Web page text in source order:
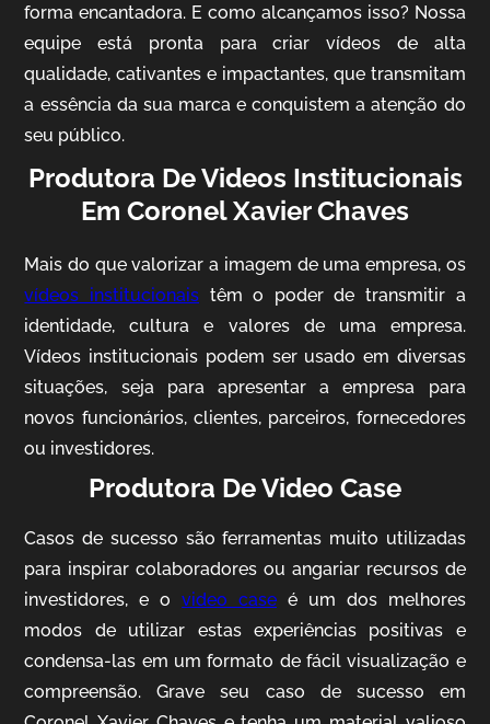
Mosaic
Vídeo Case
AgriBrasil
forma encantadora. E como alcançamos isso? Nossa
equipe está pronta para criar vídeos de alta
qualidade, cativantes e impactantes, que transmitam
a essência da sua marca e conquistem a atenção do
seu público.
Produtora De Videos Institucionais
Em Coronel Xavier Chaves
Mais do que valorizar a imagem de uma empresa, os
vídeos institucionais têm o poder de transmitir a
identidade, cultura e valores de uma empresa.
Vídeos institucionais podem ser usado em diversas
situações, seja para apresentar a empresa para
novos funcionários, clientes, parceiros, fornecedores
ou investidores.
Produtora De Video Case
Casos de sucesso são ferramentas muito utilizadas
para inspirar colaboradores ou angariar recursos de
investidores, e ovideo case é um dos melhores
modos de utilizar estas experiências positivas e
condensa-las em um formato de fácil visualização e
compreensão. Grave seu caso de sucesso em